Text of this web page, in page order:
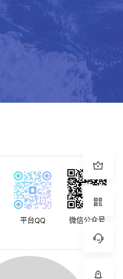
平台QQ 微信公众号